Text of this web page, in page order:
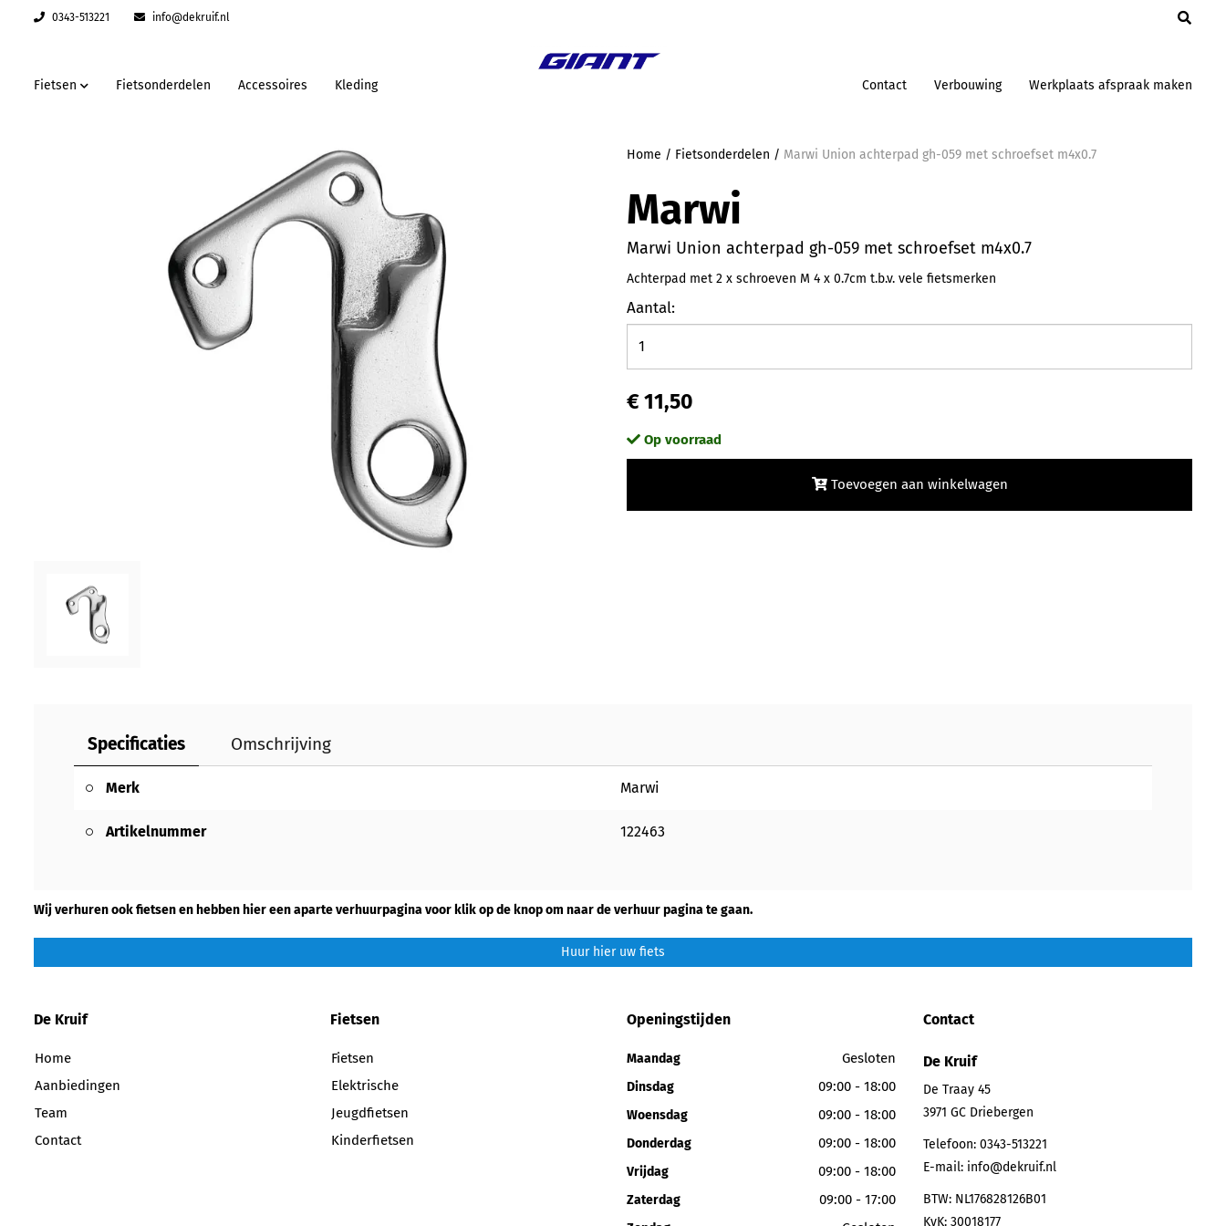
0343-513221 info@dekruif.nl
Fietsen Fietsonderdelen Accessoires Kleding Contact Verbouwing Werkplaats afspraak maken
Home / Fietsonderdelen / Marwi Union achterpad gh-059 met schroefset m4x0.7
Marwi
Marwi Union achterpad gh-059 met schroefset m4x0.7
Achterpad met 2 x schroeven M 4 x 0.7cm t.b.v. vele fietsmerken
Aantal:
€ 11,50
Op voorraad
Toevoegen aan winkelwagen
Specificaties Omschrijving
Merk Marwi
Artikelnummer 122463
Wij verhuren ook fietsen en hebben hier een aparte verhuurpagina voor klik op de knop om naar de verhuur pagina te gaan.
Huur hier uw fiets
De Kruif
Home
Aanbiedingen
Team
Contact
Fietsen
Fietsen
Elektrische
Jeugdfietsen
Kinderfietsen
Openingstijden
Maandag Gesloten
Dinsdag 09:00 - 18:00
Woensdag 09:00 - 18:00
Donderdag 09:00 - 18:00
Vrijdag 09:00 - 18:00
Zaterdag 09:00 - 17:00
Contact
De Kruif
De Traay 45
3971 GC Driebergen
Telefoon: 0343-513221
E-mail: info@dekruif.nl
BTW: NL176828126B01
KvK: 30018177